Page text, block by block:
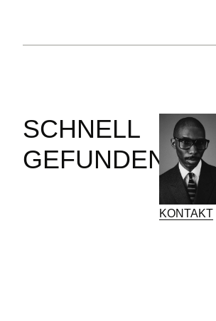
SCHNELL
GEFUNDEN
KONTAKT